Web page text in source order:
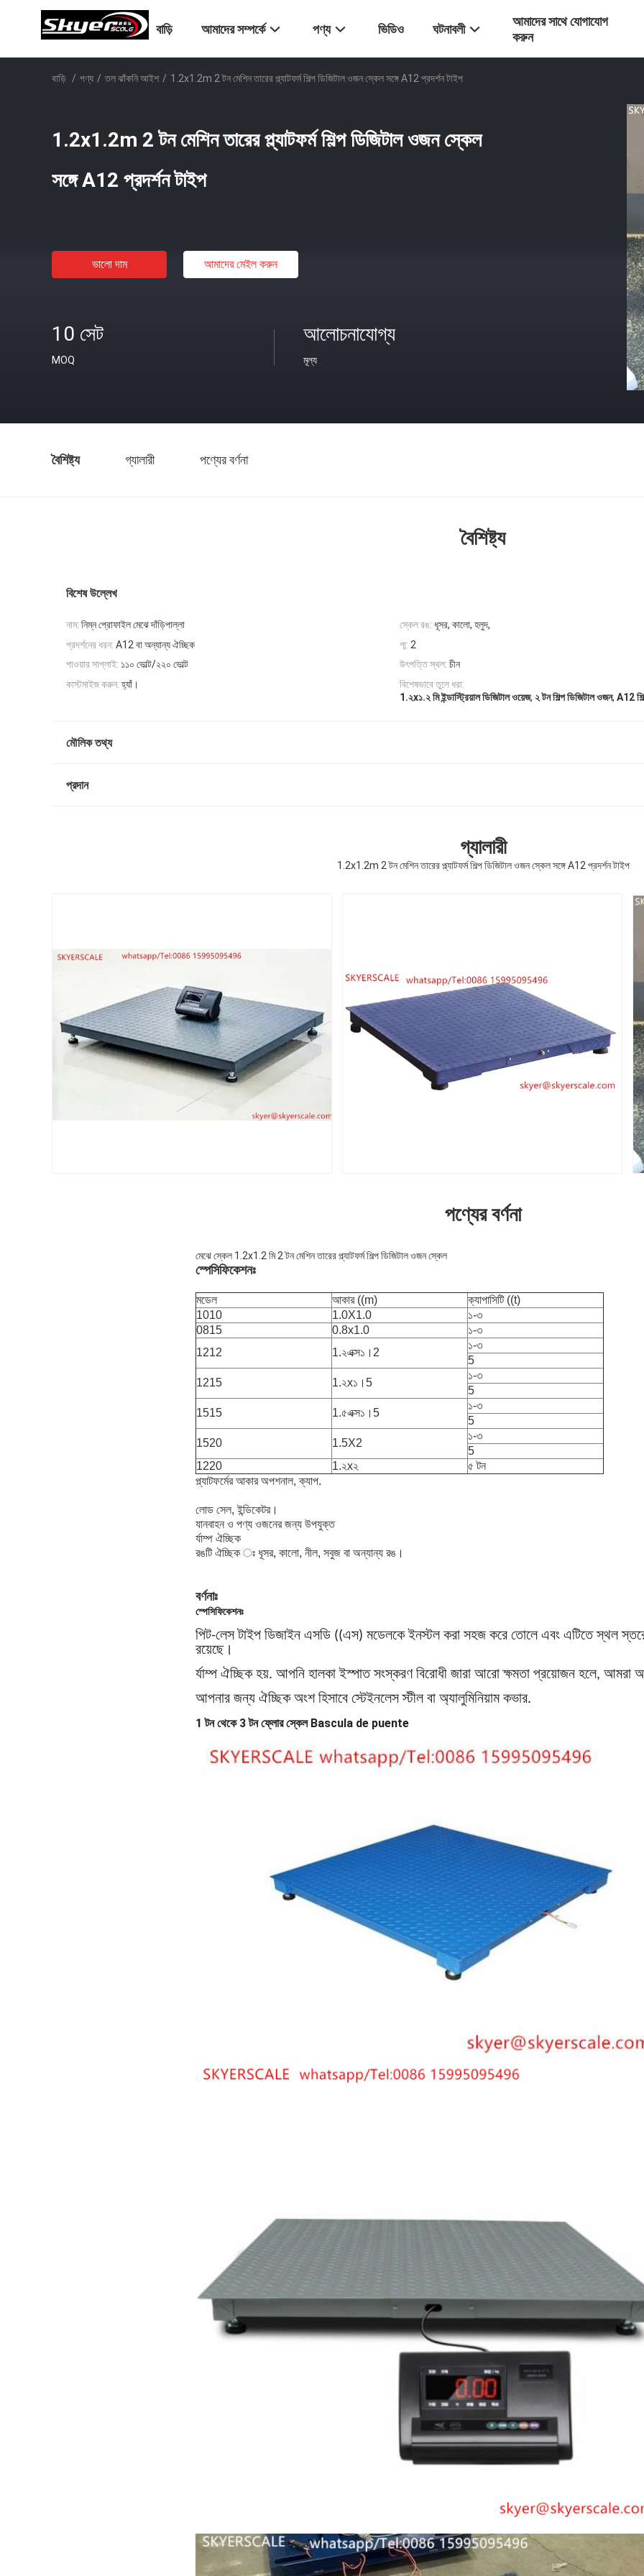
বাড়ি আমাদের সম্পর্কে পণ্য ভিডিও ঘটনাবলী
আমাদের সাথে যোগাযোগ
করুন
বাড়ি / পণ্য / তল ঝাঁকনি আইশ / 1.2x1.2m 2 টন মেশিন তারের প্ল্যাটফর্ম শিল্প ডিজিটাল ওজন স্কেল সঙ্গে A12 প্রদর্শন টাইপ
1.2x1.2m 2 টন মেশিন তারের প্ল্যাটফর্ম শিল্প ডিজিটাল ওজন স্কেল
সঙ্গে A12 প্রদর্শন টাইপ
ভালো দাম আমাদের মেইল ​​করুন
10 সেট
MOQ
আলোচনাযোগ্য
মূল্য
বৈশিষ্ট্য গ্যালারী পণ্যের বর্ণনা
বৈশিষ্ট্য
বিশেষ উল্লেখ
নাম: নিম্ন প্রোফাইল মেঝে দাঁড়িপাল্লা স্কেল রঙ: ধূসর, কালো, হলুদ,
প্রদর্শনের ধরন: A12 বা অন্যান্য ঐচ্ছিক গ্ম: 2
পাওয়ার সাপ্লাই: ১১০ ভোল্ট/২২০ ভোল্ট উৎপত্তি স্থল: চীন
কাস্টমাইজ করুন: হ্যাঁ।
বিশেষভাবে তুলে ধরা:
1.২x১.২ মি ইন্ডাস্ট্রিয়াল ডিজিটাল ওয়েজ, ২ টন শিল্প ডিজিটাল ওজন, A12
মৌলিক তথ্য
প্রদান
গ্যালারী
1.2x1.2m 2 টন মেশিন তারের প্ল্যাটফর্ম শিল্প ডিজিটাল ওজন স্কেল সঙ্গে A12 প্রদর্শন টাইপ
পণ্যের বর্ণনা
মেঝে স্কেল 1.2x1.2 মি 2 টন মেশিন তারের প্ল্যাটফর্ম শিল্প ডিজিটাল ওজন স্কেল
স্পেসিফিকেশনঃ
মডেল আকার ((m)
ক্যাপাসিটি ((t)
1010
1.0X1.0
১-৩
0815
0.8x1.0
১-৩
1212
1.২এক্স১।2
১-৩
5
1215
1.২x১।5
১-৩
5
1515
1.৫এক্স১।5
১-৩
5
1520
1.5X2
১-৩
5
1220
1.২x২
৫ টন
প্ল্যাটফর্মের আকার অপশনাল, ক্যাপ.
লোড সেল, ইন্ডিকেটর।
যানবাহন ও পণ্য ওজনের জন্য উপযুক্ত
র্যাম্প ঐচ্ছিক
রঙটি ঐচ্ছিক ঃ ধূসর, কালো, নীল, সবুজ বা অন্যান্য রঙ।
বর্ণনাঃ
স্পেসিফিকেশনঃ
পিট-লেস টাইপ ডিজাইন এসডি ((এস) মডেলকে ইনস্টল করা সহজ করে তোলে এবং এটিতে স্থল
রয়েছে।
র্যাম্প ঐচ্ছিক হয়. আপনি হালকা ইস্পাত সংস্করণ বিরোধী জারা আরো ক্ষমতা প্রয়োজন হলে, আমরা
আপনার জন্য ঐচ্ছিক অংশ হিসাবে স্টেইনলেস স্টীল বা অ্যালুমিনিয়াম কভার.
1 টন থেকে 3 টন ফ্লোর স্কেল Bascula de puente